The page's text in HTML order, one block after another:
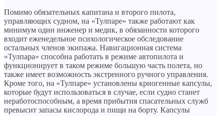
Помимо обязательных капитана и второго пилота,
управляющих судном, на «Тулпаре» также работают как
минимум один инженер и медик, в обязанности которого
входит еженедельное психологическое обследование
остальных членов экипажа. Навигационная система
«Тулпара» способна работать в режиме автопилота и
функционирует в таком режиме большую часть полета, но
также имеет возможность экстренного ручного управления.
Кроме того, на «Тулпаре» установлены криогенные капсулы,
которые будут использоваться в случае, если судно станет
неработоспособным, а время прибытия спасательных служб
превысит запасы кислорода и пищи на борту. Капсулы